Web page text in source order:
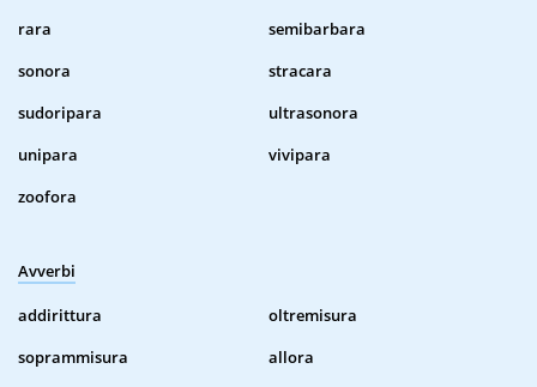
rara
semibarbara
sonora
stracara
sudoripara
ultrasonora
unipara
vivipara
zoofora
Avverbi
addirittura
oltremisura
soprammisura
allora